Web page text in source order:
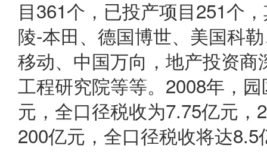
目361个，已投产项目251个
陵-本田、德国博世、美国科
移动、中国万向，地产投资
工程研究院等等。2008年，
元，全口径税收为7.75亿元
200亿元，全口径税收将达8.5